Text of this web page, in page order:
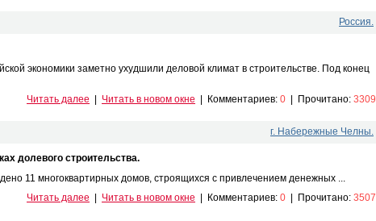
Россия.
экономики заметно ухудшили деловой климат в строительстве. Под конец
Читать далее
Читать в новом окне Комментариев: 0 Прочитано: 3309
г. Набережные Челны.
долевого строительства.
11 многоквартирных домов, строящихся с привлечением денежных ...
Читать далее
Читать в новом окне Комментариев: 0 Прочитано: 3507